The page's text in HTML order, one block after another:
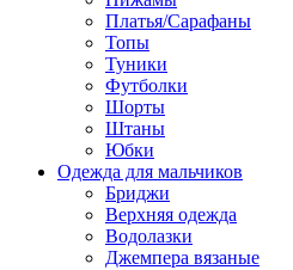
Платья/Сарафаны
Топы
Туники
Футболки
Шорты
Штаны
Юбки
Одежда для мальчиков
Бриджи
Верхняя одежда
Водолазки
Джемпера вязаные